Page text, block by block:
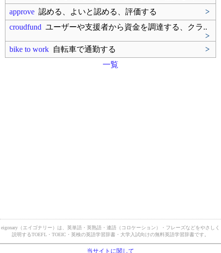
approve 認める、よいと認める、評価する
>
croudfund ユーザーや支援者から資金を調達する、クラ..
>
bike to work 自転車で通勤する
>
一覧
eigonary（エイゴナリー）は、英単語・英熟語・連語（コロケーション）・フレーズなどをやさしく
説明するTOEFL・TOEIC・英検の英語学習辞書・大学入試向けの無料英語学習辞書です。
当サイトに関して